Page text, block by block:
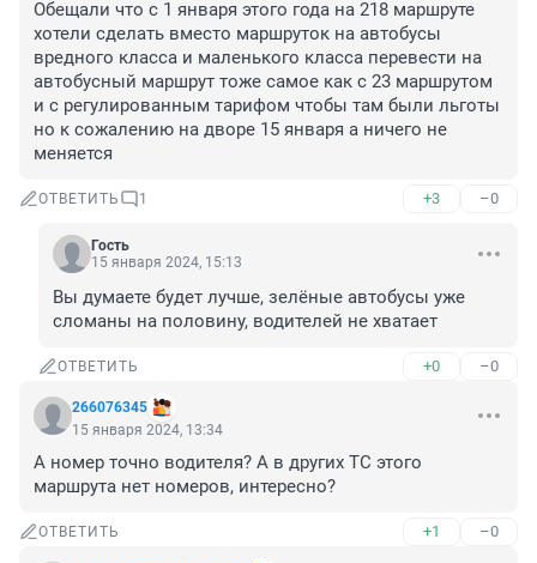
Обещали что с 1 января этого года на 218 маршруте
хотели сделать вместо маршруток на автобусы
вредного класса и маленького класса перевести на
автобусный маршрут тоже самое как с 23 маршрутом
и с регулированным тарифом чтобы там были льготы
но к сожалению на дворе 15 января а ничего не
меняется
ОТВЕТИТЬ 1 +3 –0
Гость
15 января 2024, 15:13
Вы думаете будет лучше, зелёные автобусы уже
сломаны на половину, водителей не хватает
ОТВЕТИТЬ +0 –0
266076345
15 января 2024, 13:34
А номер точно водителя? А в других ТС этого
маршрута нет номеров, интересно?
ОТВЕТИТЬ +1 –0